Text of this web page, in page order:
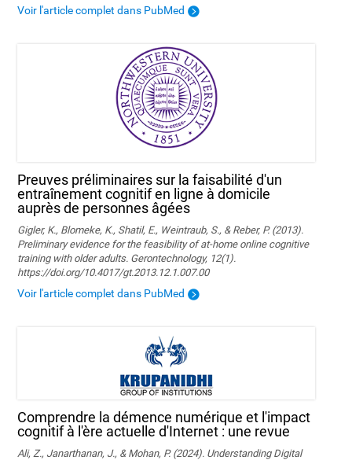
Voir l'article complet dans PubMed
Preuves préliminaires sur la faisabilité d'un
entraînement cognitif en ligne à domicile
auprès de personnes âgées
Gigler, K., Blomeke, K., Shatil, E., Weintraub, S., & Reber, P. (2013).
Preliminary evidence for the feasibility of at-home online cognitive
training with older adults. Gerontechnology, 12(1).
https://doi.org/10.4017/gt.2013.12.1.007.00
Voir l'article complet dans PubMed
Comprendre la démence numérique et l'impact
cognitif à l'ère actuelle d'Internet : une revue
Ali, Z., Janarthanan, J., & Mohan, P. (2024). Understanding Digital